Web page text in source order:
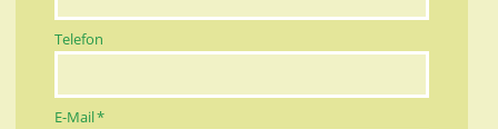
Telefon
Pflichtfeld
E-Mail*